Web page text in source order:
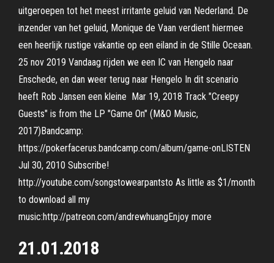
uitgeroepen tot het meest irritante geluid van Nederland. De
inzender van het geluid, Monique de Vaan verdient hiermee
een heerlijk rustige vakantie op een eiland in de Stille Oceaan.
25 nov 2019 Vandaag rijden we een IC van Hengelo naar
Enschede, en dan weer terug naar Hengelo In dit scenario
heeft Rob Jansen een kleine Mar 19, 2018 Track "Creepy
Guests" is from the LP "Game On" (M&O Music,
2017)Bandcamp:
https://pokerfacerus.bandcamp.com/album/game-onLISTEN
Jul 30, 2010 Subscribe!
http://youtube.com/songstowearpantsto As little as $1/month
to download all my
music:http://patreon.com/andrewhuangEnjoy more
21.01.2018